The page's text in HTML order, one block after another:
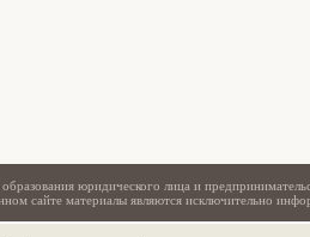
юридического лица и
сайте материалы являются исключительно